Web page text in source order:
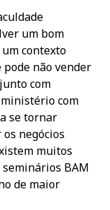
um bom
contexto
pode não vender
com
com
se tornar
negócios
muitos
BAM
de maior